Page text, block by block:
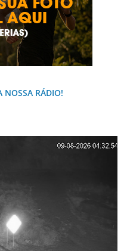
NOSSA RÁDIO!